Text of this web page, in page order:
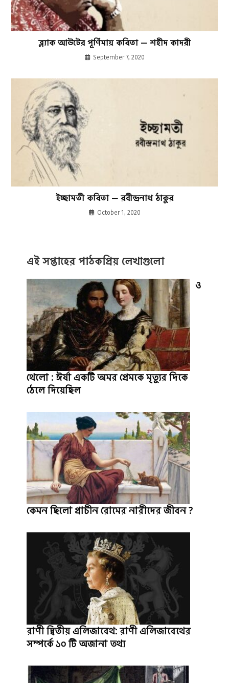
ব্ল্যাক আউটের পূর্ণিমায় কবিতা — শহীদ কাদরী
September 7, 2020
ইচ্ছামতী কবিতা — রবীন্দ্রনাথ ঠাকুর
October 1, 2020
এই সপ্তাহের পাঠকপ্রিয় লেখাগুলো
ও
থেলো : ঈর্ষা একটি অমর প্রেমকে মৃত্যুর দিকে
ঠেলে দিয়েছিল
কেমন ছিলো প্রাচীন রোমের নারীদের জীবন ?
রাণী দ্বিতীয় এলিজাবেথ: রাণী এলিজাবেথের
সম্পর্কে ১০ টি অজানা তথ্য